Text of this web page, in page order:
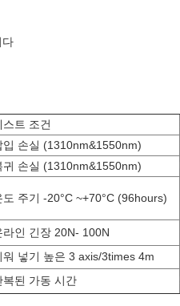
다
스트 조건
입 손실 (1310nm&1550nm)
귀 손실 (1310nm&1550nm)
도 주기 -20°C ~+70°C (96hours)
라인 긴장 20N- 100N
워 넣기 높은 3 axis/3times 4m
복된 가동 시간